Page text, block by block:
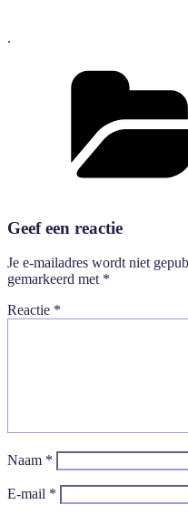
.
Geef een reactie
Je e-mailadres wordt niet
gemarkeerd met *
Reactie *
Naam *
E-mail *